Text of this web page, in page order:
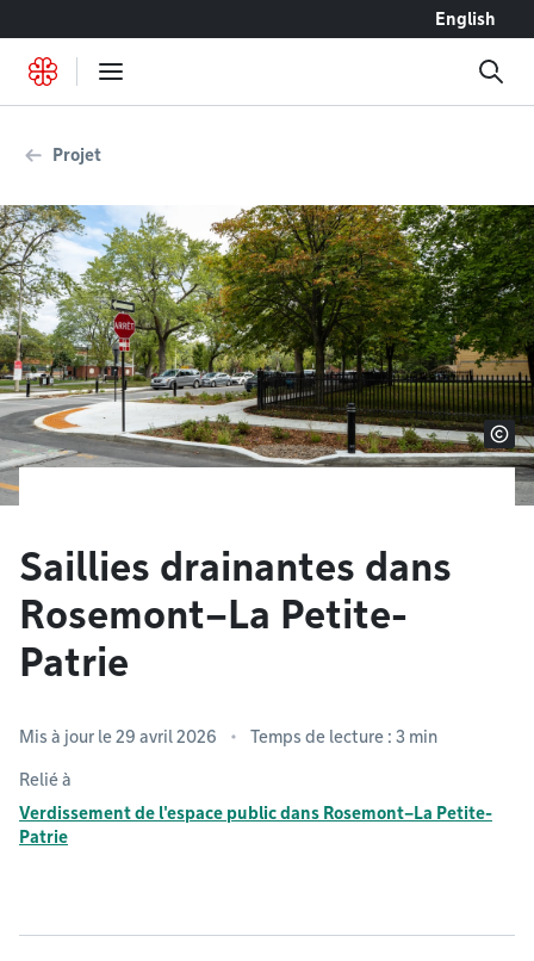
English
Projet
Saillies drainantes dans
Rosemont–La Petite-
Patrie
Mis à jour le 29 avril 2026 Temps de lecture : 3 min
Relié à
Verdissement de l'espace public dans Rosemont–La Petite-
Patrie